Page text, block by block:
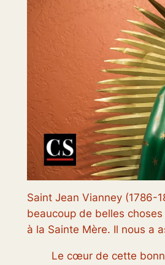
Saint Jean Vianney (1786-
beaucoup de belles
à la Sainte Mère. Il nous a
Le cœur de cette